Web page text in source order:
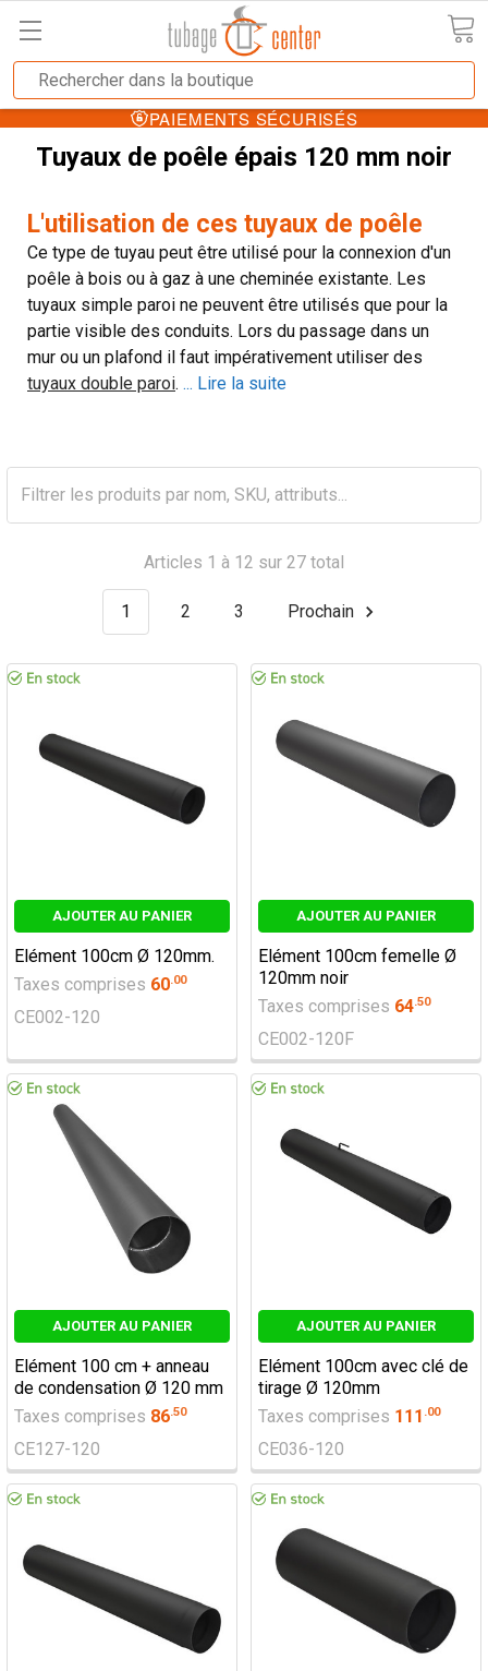
PAIEMENTS SÉCURISÉS
Tuyaux de poêle épais 120 mm noir
L'utilisation de ces tuyaux de poêle
Ce type de tuyau peut être utilisé pour la connexion d'un
poêle à bois ou à gaz à une cheminée existante. Les
tuyaux simple paroi ne peuvent être utilisés que pour la
partie visible des conduits. Lors du passage dans un
mur ou un plafond il faut impérativement utiliser des
tuyaux double paroi. ... Lire la suite
Articles 1 à 12 sur 27 total
1 2 3 Prochain
AJOUTER AU PANIER
Elément 100cm Ø 120mm.
Taxes comprises 60.00
CE002-120
AJOUTER AU PANIER
Elément 100cm femelle Ø
120mm noir
Taxes comprises 64.50
CE002-120F
AJOUTER AU PANIER
Elément 100 cm + anneau
de condensation Ø 120 mm
Taxes comprises 86.50
CE127-120
AJOUTER AU PANIER
Elément 100cm avec clé de
tirage Ø 120mm
Taxes comprises 111 .00
CE036-120